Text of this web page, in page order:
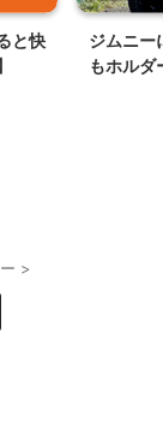
と快
ジムニー
もホルダ
>